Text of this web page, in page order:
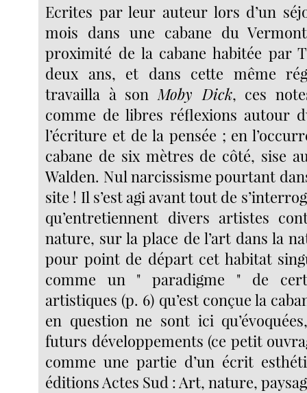
Ecrites par leur auteur lors d’un
mois dans une cabane du
proximité de la cabane habitée par
deux ans, et dans cette même
travailla à son Moby Dick, ces
comme de libres réflexions autour
l’écriture et de la pensée ; en
cabane de six mètres de côté, sise
Walden. Nul narcissisme pourtant
site ! Il s’est agi avant tout de
qu’entretiennent divers artistes
nature, sur la place de l’art dans la
pour point de départ cet habitat
comme un " paradigme " de
artistiques (p. 6) qu’est conçue la
en question ne sont ici
futurs développements (ce petit
comme une partie d’un écrit
éditions Actes Sud : Art, nature,